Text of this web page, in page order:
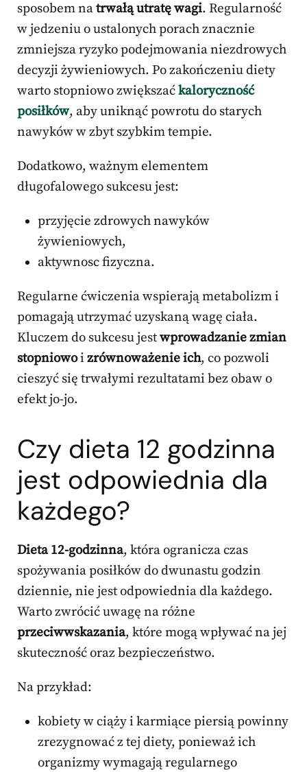
sposobem natrwałą utratę wagi. Regularność
w jedzeniu o ustalonych porach znacznie
zmniejsza ryzyko podejmowania niezdrowych
decyzji żywieniowych. Po zakończeniu diety
warto stopniowo zwiększaćkaloryczność
posiłków, aby uniknąć powrotu do starych
nawyków w zbyt szybkim tempie.
Dodatkowo, ważnym elementem
długofalowego sukcesu jest:
przyjęcie zdrowych nawyków
żywieniowych,
aktywnosc fizyczna.
Regularne ćwiczenia wspierają metabolizm i
pomagają utrzymać uzyskaną wagę ciała.
Kluczem do sukcesu jestwprowadzanie zmian
stopniowoi zrównoważenie ich, co pozwoli
cieszyć się trwałymi rezultatami bez obaw o
efekt jo-jo.
Czy dieta 12 godzinna
jest odpowiednia dla
każdego?
Dieta 12-godzinna, która ogranicza czas
spożywania posiłków do dwunastu godzin
dziennie, nie jest odpowiednia dla każdego.
Warto zwrócić uwagę na różne
przeciwwskazania, które mogą wpływać na jej
skuteczność oraz bezpieczeństwo.
Na przykład:
kobiety w ciąży i karmiące piersią powinny
zrezygnować z tej diety, ponieważ ich
organizmy wymagają regularnego